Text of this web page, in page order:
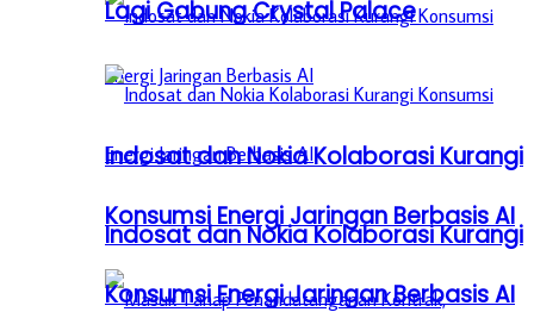
Indosat dan Nokia Kolaborasi Kurangi
Konsumsi Energi Jaringan Berbasis AI
Lagi Gabung Crystal Palace
Indosat dan Nokia Kolaborasi Kurangi
Konsumsi Energi Jaringan Berbasis AI